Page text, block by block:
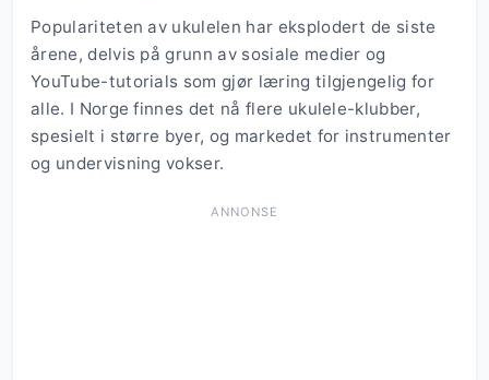
Populariteten av ukulelen har eksplodert de siste
årene, delvis på grunn av sosiale medier og
YouTube-tutorials som gjør læring tilgjengelig for
alle. I Norge finnes det nå flere ukulele-klubber,
spesielt i større byer, og markedet for instrumenter
og undervisning vokser.
ANNONSE